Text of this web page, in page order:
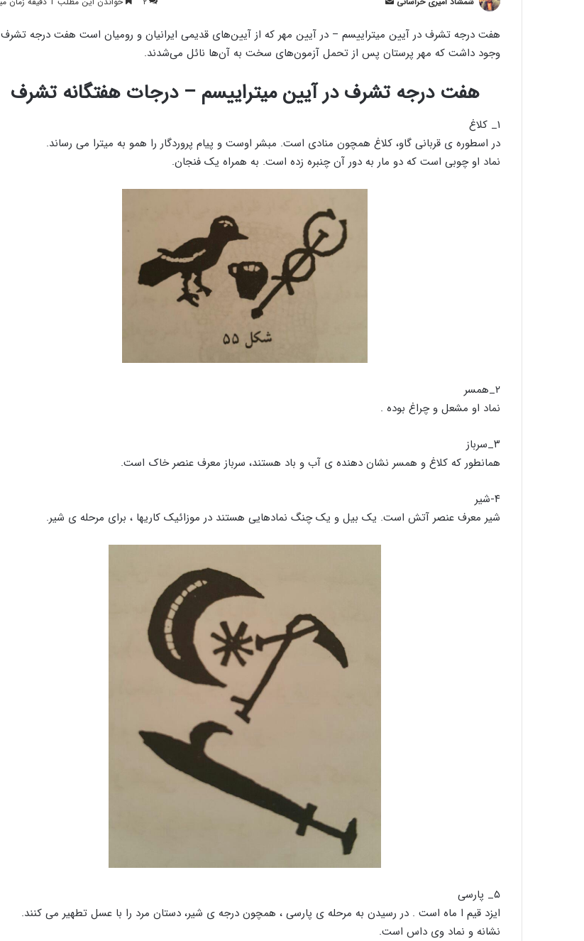
هفت درجه تشرف در آیین میتراییسم – در آیین مهر که از آیین‌های قدیمی ایرانیان و رومیان است هفت درجه تشرف
وجود داشت که مهر پرستان پس از تحمل آزمون‌های سخت به آن‌ها نائل می‌شدند.
هفت درجه تشرف در آیین میتراییسم – درجات هفتگانه تشرف
۱_ کلاغ
در اسطوره ی قربانی گاو، کلاغ همچون منادی است. مبشر اوست و پیام پروردگار را همو به میترا می رساند.
نماد او چوبی است که دو مار به دور آن چنبره زده است. به همراه یک فنجان.
۲_همسر
نماد او مشعل و چراغ بوده .
۳_سرباز
همانطور که کلاغ و همسر نشان دهنده ی آب و باد هستند، سرباز معرف عنصر خاک است.
۴-شیر
شیر معرف عنصر آتش است. یک بیل و یک چنگ نمادهایی هستند در موزائیک کاریها ، برای مرحله ی شیر.
۵_ پارسی
ایزد قیم ا ماه است . در رسیدن به مرحله ی پارسی ، همچون درجه ی شیر، دستان مرد را با عسل تطهیر می کنند.
نشانه و نماد وی داس است.